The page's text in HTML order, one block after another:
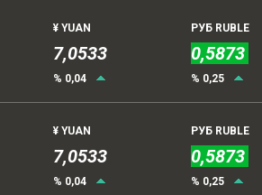
¥ YUAN
7,0533
% 0,04
РУБ RUBLE
0,5873
% 0,25
¥ YUAN
7,0533
% 0,04
РУБ RUBLE
0,5873
% 0,25